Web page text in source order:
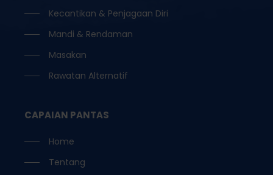
Kecantikan & Penjagaan Diri
Mandi & Rendaman
Masakan
Rawatan Alternatif
CAPAIAN PANTAS
Home
Tentang